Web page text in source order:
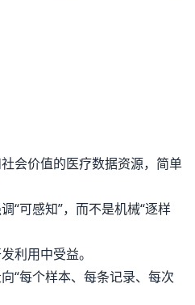
会价值的医疗数据资源，简单
“可感知”，而不是机械“逐样
利用中受益。
“每个样本、每条记录、每次